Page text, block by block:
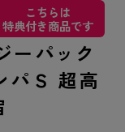
こちらは
特典付き商品です
ーパック
パＳ 超高